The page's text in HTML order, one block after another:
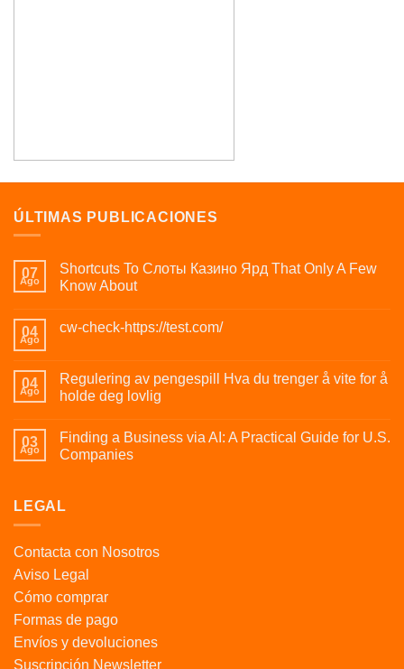
ÚLTIMAS PUBLICACIONES
07
Ago
Shortcuts To Слоты Казино Ярд That Only A Few
Know About
04
Ago
cw-check-https://test.com/
04
Ago
Regulering av pengespill Hva du trenger å vite for å
holde deg lovlig
03
Ago
Finding a Business via AI: A Practical Guide for U.S.
Companies
LEGAL
Contacta con Nosotros
Aviso Legal
Cómo comprar
Formas de pago
Envíos y devoluciones
Suscripción Newsletter